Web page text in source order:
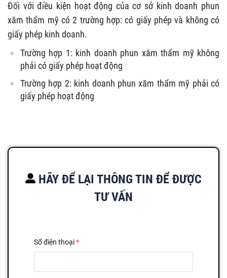
Đối với điều kiện hoạt động của cơ sở kinh doanh phun
xăm thẩm mỹ có 2 trường hợp: có giấy phép và không có
giấy phép kinh doanh.
Trường hợp 1: kinh doanh phun xăm thẩm mỹ không
phải có giấy phép hoạt động
Trường hợp 2: kinh doanh phun xăm thẩm mỹ phải có
giấy phép hoạt động
HÃY ĐỂ LẠI THÔNG TIN ĐỂ ĐƯỢC
TƯ VẤN